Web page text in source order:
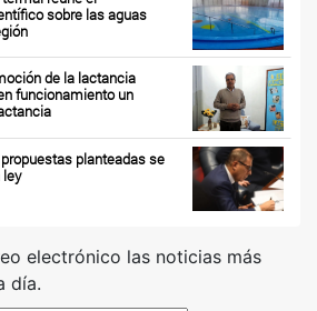
sobre las aguas
de la lactancia
funcionamiento un
planteadas se
ley
electrónico las noticias más
día.